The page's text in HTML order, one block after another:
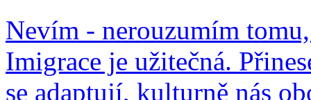
Nevím - nerouzumím
Imigrace je užitečná.
se adaptují, kulturně nás